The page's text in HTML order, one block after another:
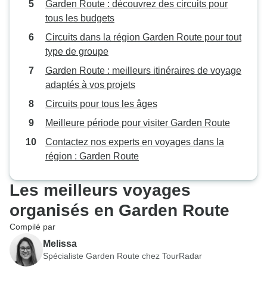
Garden Route : découvrez des circuits pour
tous les budgets
Circuits dans la région Garden Route pour tout
type de groupe
Garden Route : meilleurs itinéraires de voyage
adaptés à vos projets
Circuits pour tous les âges
Meilleure période pour visiter Garden Route
Contactez nos experts en voyages dans la
région : Garden Route
Les meilleurs voyages
organisés en Garden Route
Compilé par
Melissa
Spécialiste Garden Route chez TourRadar